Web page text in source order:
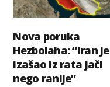
Nova poruka
Hezbolaha: “Iran je
izašao iz rata jači
nego ranije”